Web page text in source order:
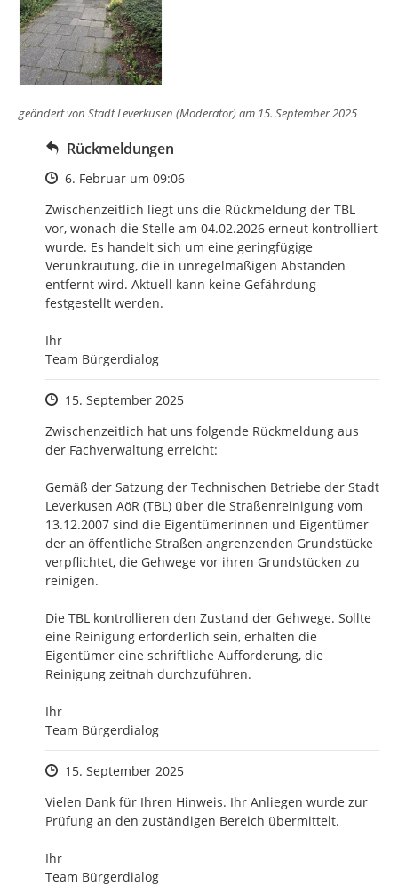
geändert von Stadt Leverkusen (Moderator)am 15. September 2025
Rückmeldungen
Zeitpunkt des Erstellens
6. Februar um 09:06
Zwischenzeitlich liegt uns die Rückmeldung der TBL
vor, wonach die Stelle am 04.02.2026 erneut kontrolliert
wurde. Es handelt sich um eine geringfügige
Verunkrautung, die in unregelmäßigen Abständen
entfernt wird. Aktuell kann keine Gefährdung
festgestellt werden.
Ihr
Team Bürgerdialog
Zeitpunkt des Erstellens
15. September 2025
Zwischenzeitlich hat uns folgende Rückmeldung aus
der Fachverwaltung erreicht:
Gemäß der Satzung der Technischen Betriebe der Stadt
Leverkusen AöR (TBL) über die Straßenreinigung vom
13.12.2007 sind die Eigentümerinnen und Eigentümer
der an öffentliche Straßen angrenzenden Grundstücke
verpflichtet, die Gehwege vor ihren Grundstücken zu
reinigen.
Die TBL kontrollieren den Zustand der Gehwege. Sollte
eine Reinigung erforderlich sein, erhalten die
Eigentümer eine schriftliche Aufforderung, die
Reinigung zeitnah durchzuführen.
Ihr
Team Bürgerdialog
Zeitpunkt des Erstellens
15. September 2025
Vielen Dank für Ihren Hinweis. Ihr Anliegen wurde zur
Prüfung an den zuständigen Bereich übermittelt.
Ihr
Team Bürgerdialog